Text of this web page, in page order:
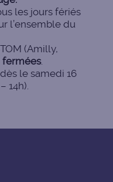
les jours fériés
l’ensemble du
(Amilly,
fermées.
le samedi 16
14h).